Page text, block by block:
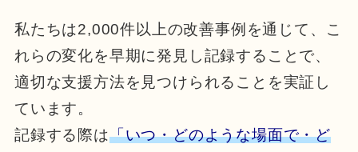
私たちは2,000件以上の改善事例を通じて、こ
れらの変化を早期に発見し記録することで、
適切な支援方法を見つけられることを実証し
ています。
記録する際は「いつ・どのような場面で・ど